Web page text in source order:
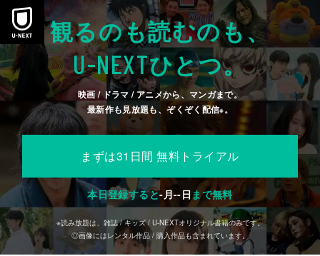
本文へスキップ
観るのも読むのも、
U-NEXTひとつ。
映画 / ドラマ / アニメから、マンガまで。
最新作も見放題も、ぞくぞく配信※。
まずは31日間 無料トライアル
本日登録すると-月--日まで無料
※読み放題は、雑誌 / キッズ / U-NEXTオリジナル書籍のみです。
◎画像にはレンタル作品 / 購入作品も含まれています。